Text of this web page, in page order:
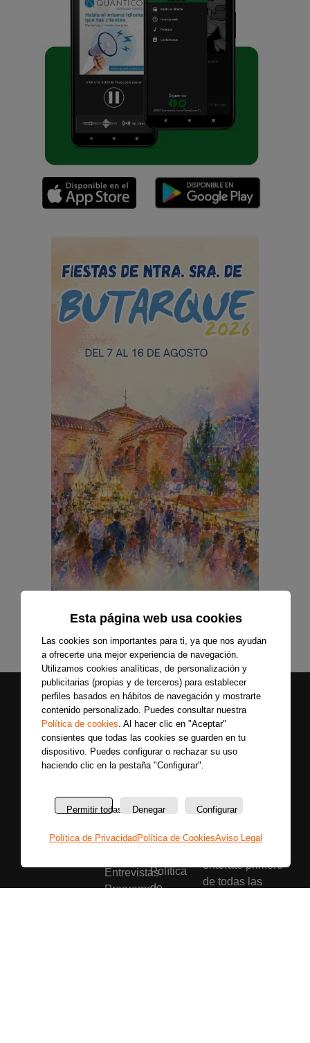
Esta página web usa cookies
Las cookies son importantes para ti, ya que nos ayudan
a ofrecerte una mejor experiencia de navegación.
Utilizamos cookies analíticas, de personalización y
publicitarias (propias y de terceros) para establecer
perfiles basados en hábitos de navegación y mostrarte
contenido personalizado. Puedes consultar nuestra
Política de cookies. Al hacer clic en "Aceptar"
consientes que todas las cookies se guarden en tu
dispositivo. Puedes configurar o rechazar su uso
haciendo clic en la pestaña "Configurar".
Permitir todas Denegar Configurar
Política de Privacidad Política de CookiesAviso Legal
Secciones
noticias
Entrevistas
Programas
Sobre
La
Política
de
Síguenos
Únete a nuestras
entérate primero
de todas las